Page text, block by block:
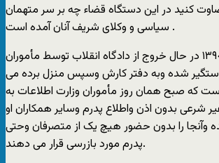
کنيد در اين دستگاه قضاء چه بر سر متهمان
سياسی و وکلای شريف آنان آمده است .
پدرم در ١٩ شهريور ١٣٩٠ در حال خروج از دادگاه انقلاب توسط مأموران
شده وبه دفتر کارش وسپس منزل برده می
که صبح همان روز مأموران وزارت اطلاعات به
شرعی بدون اذن واطلاع پدرم وساير همکاران او
وآنجا را بدون حضور هيچ يک از متصرفان وحتی
پدرم مورد بازرسی قرار می دهند.